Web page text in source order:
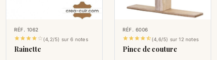
RÉF. 1062
  (4,2/5) sur 6 notes
Rainette
RÉF. 6006
(4,6/5) sur 12 notes
Pince de couture